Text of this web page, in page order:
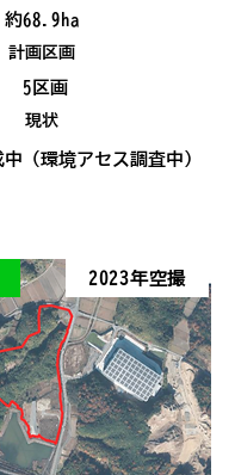
約68.9ha
計画区画
5区画
現状
（環境アセス調査中）
2023年空撮